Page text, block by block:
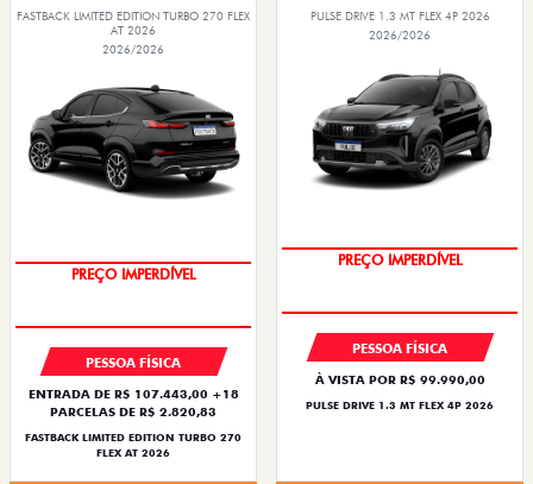
FASTBACK LIMITED EDITION TURBO 270 FLEX
AT 2026
2026/2026
PREÇO IMPERDÍVEL
PESSOA FÍSICA
ENTRADA DE R$ 107.443,00 +18
PARCELAS DE R$ 2.820,83
FASTBACK LIMITED EDITION TURBO 270
FLEX AT 2026
PULSE DRIVE 1.3 MT FLEX 4P 2026
2026/2026
PREÇO IMPERDÍVEL
PESSOA FÍSICA
À VISTA POR R$ 99.990,00
PULSE DRIVE 1.3 MT FLEX 4P 2026